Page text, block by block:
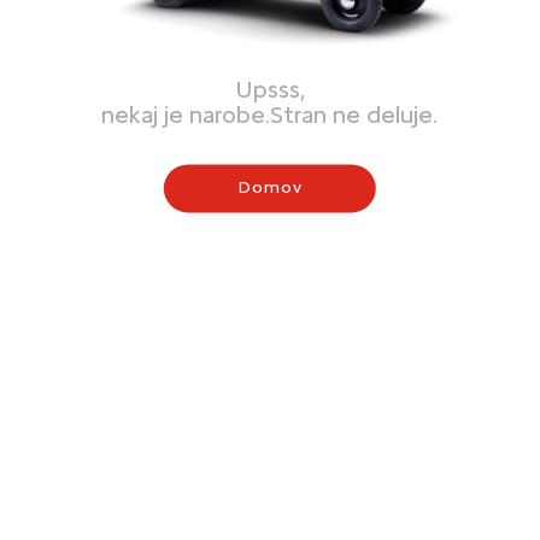
Upsss,
nekaj je narobe.Stran ne deluje.
Domov